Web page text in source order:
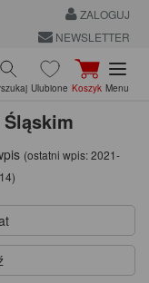
ZALOGUJ
NEWSLETTER
Ulubione Koszyk Menu
(ostatni wpis:2021-
)